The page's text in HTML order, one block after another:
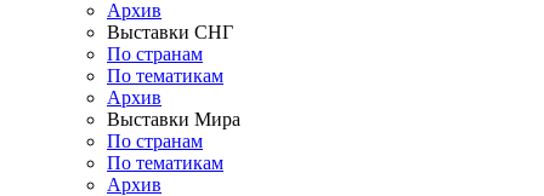
Архив
Выставки СНГ
По странам
По тематикам
Архив
Выставки Мира
По странам
По тематикам
Архив